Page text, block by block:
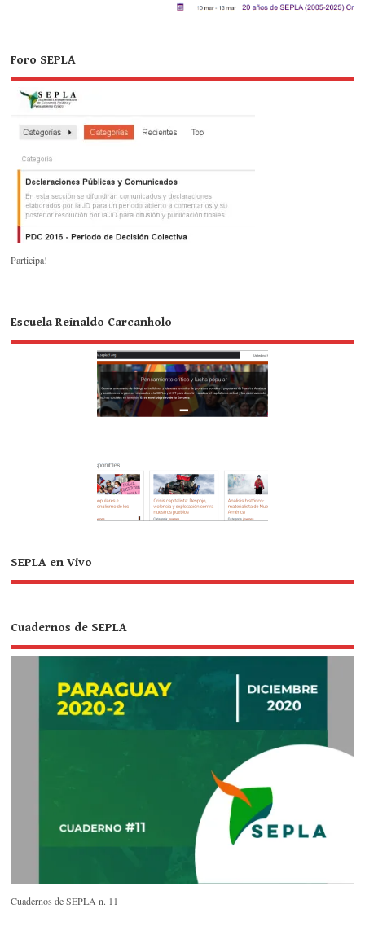
Foro SEPLA
Participa!
Escuela Reinaldo Carcanholo
SEPLA en Vivo
Cuadernos de SEPLA
Cuadernos de SEPLA n. 11